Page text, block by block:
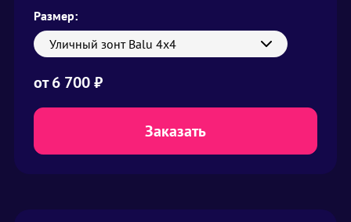
Размер:
Уличный зонт Balu 4х4
от6 700 ₽
Заказать